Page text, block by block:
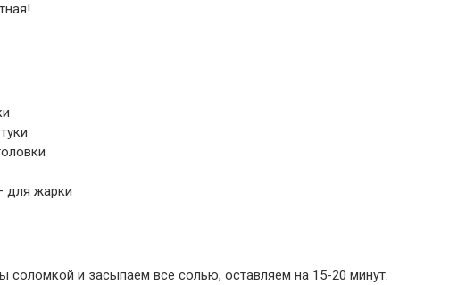
для жарки
соломкой и засыпаем все солью, оставляем на 15-20 минут.